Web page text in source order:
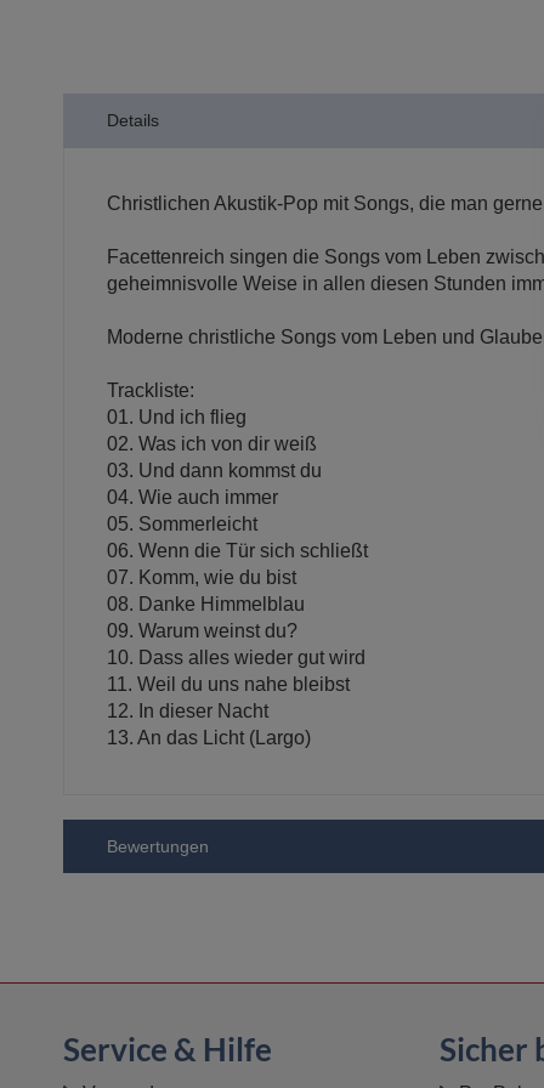
Details
Christlichen Akustik-Pop mit Songs, die man
Facettenreich singen die Songs vom Leben
geheimnisvolle Weise in allen diesen Stunden
Moderne christliche Songs vom Leben und
Trackliste:
01. Und ich flieg
02. Was ich von dir weiß
03. Und dann kommst du
04. Wie auch immer
05. Sommerleicht
06. Wenn die Tür sich schließt
07. Komm, wie du bist
08. Danke Himmelblau
09. Warum weinst du?
10. Dass alles wieder gut wird
11. Weil du uns nahe bleibst
12. In dieser Nacht
13. An das Licht (Largo)
Bewertungen
Service & Hilfe Sicher